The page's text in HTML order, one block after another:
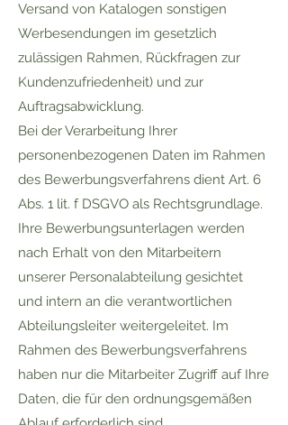
Versand von Katalogen sonstigen
Werbesendungen im gesetzlich
zulässigen Rahmen, Rückfragen zur
Kundenzufriedenheit) und zur
Auftragsabwicklung.
Bei der Verarbeitung Ihrer
personenbezogenen Daten im Rahmen
des Bewerbungsverfahrens dient Art. 6
Abs. 1 lit. f DSGVO als Rechtsgrundlage.
Ihre Bewerbungsunterlagen werden
nach Erhalt von den Mitarbeitern
unserer Personalabteilung gesichtet
und intern an die verantwortlichen
Abteilungsleiter weitergeleitet. Im
Rahmen des Bewerbungsverfahrens
haben nur die Mitarbeiter Zugriff auf Ihre
Daten, die für den ordnungsgemäßen